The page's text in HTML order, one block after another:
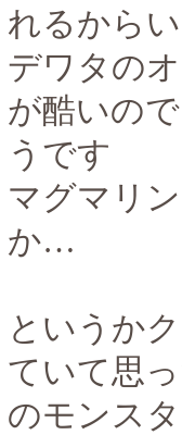
れるから
デワタの
が酷いの
うです
マグマリ
か…
というか
ていて思
のモンス